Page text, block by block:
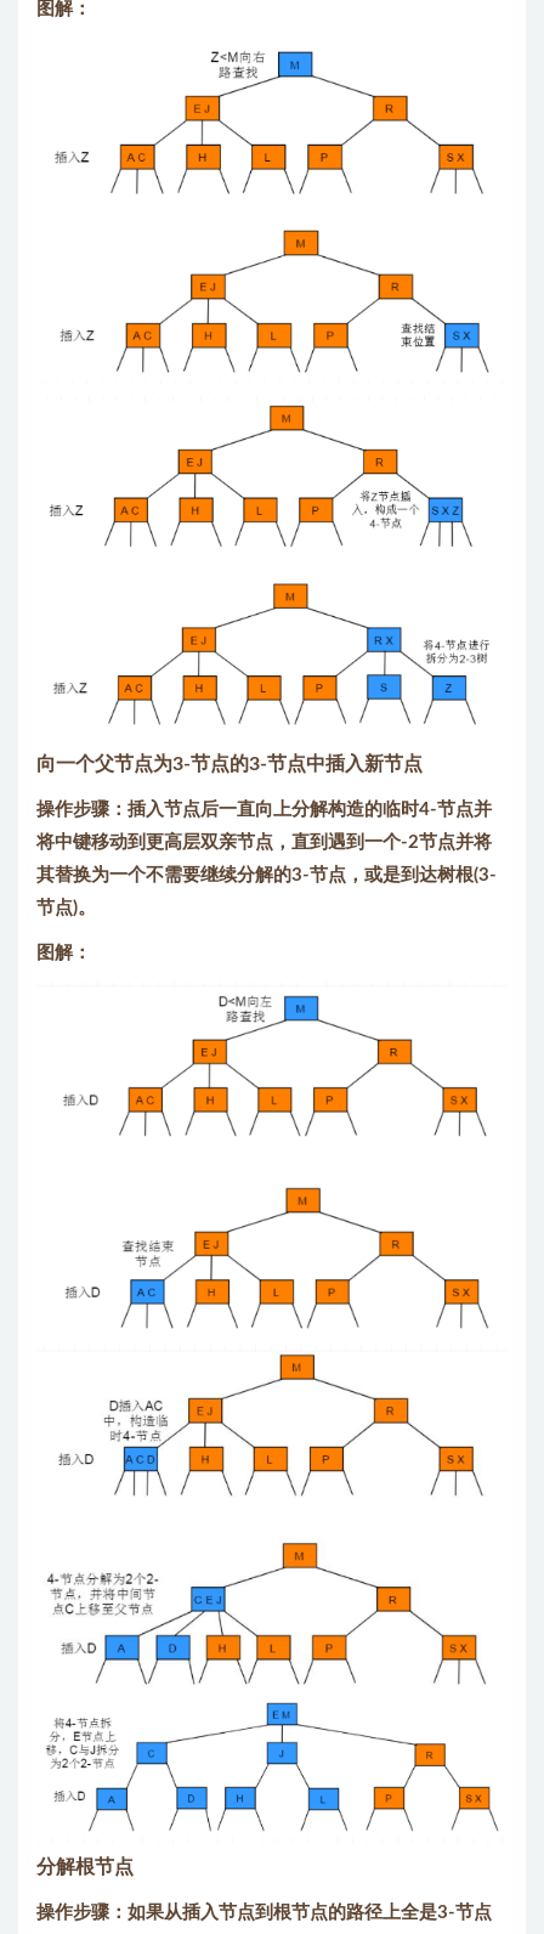
图解：
向一个父节点为3-节点的3-节点中插入新节点
操作步骤：插入节点后一直向上分解构造的临时4-节点并
将中键移动到更高层双亲节点，直到遇到一个-2节点并将
其替换为一个不需要继续分解的3-节点，或是到达树根(3-
节点)。
图解：
分解根节点
操作步骤：如果从插入节点到根节点的路径上全是3-节点